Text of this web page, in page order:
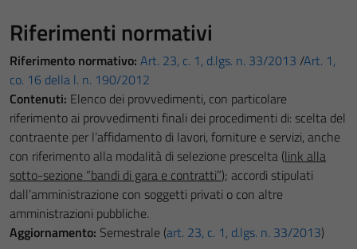
Riferimenti normativi
Riferimento normativo: Art. 23, c. 1, d.lgs. n. 33/2013 /Art. 1,
co. 16 della l. n. 190/2012
Contenuti: Elenco dei provvedimenti, con particolare
riferimento ai provvedimenti finali dei procedimenti di: scelta del
contraente per l’affidamento di lavori, forniture e servizi, anche
con riferimento alla modalità di selezione prescelta (link alla
sotto-sezione “bandi di gara e contratti”); accordi stipulati
dall’amministrazione con soggetti privati o con altre
amministrazioni pubbliche.
Aggiornamento: Semestrale (art. 23, c. 1, d.lgs. n. 33/2013)